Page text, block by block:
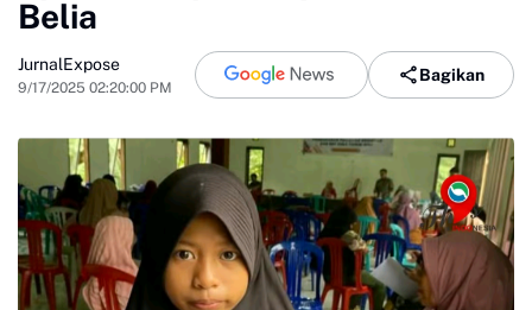
Belia
JurnalExpose
9/17/2025 02:20:00 PM
Bagikan